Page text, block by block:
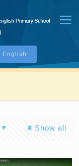
English
Show all